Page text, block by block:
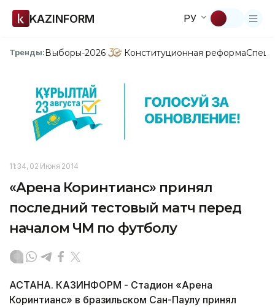
KAZINFORM РУ
Тренды:Выборы-2026 Конституционная реформа
11:34, 02 Июня 2014
«Арена Коринтианс» принял
последний тестовый матч перед
началом ЧМ по футболу
АСТАНА. КАЗИНФОРМ - Стадион «Арена
Коринтианс» в бразильском Сан-Паулу принял